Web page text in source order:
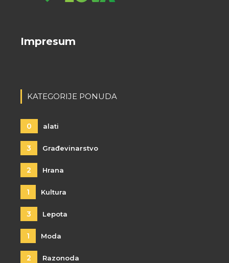
Impresum
KATEGORIJE PONUDA
0 alati
3 Građevinarstvo
2 Hrana
1 Kultura
3 Lepota
1 Moda
2 Razonoda